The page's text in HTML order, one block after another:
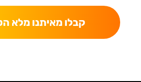
קבלו מאיתנו מלא